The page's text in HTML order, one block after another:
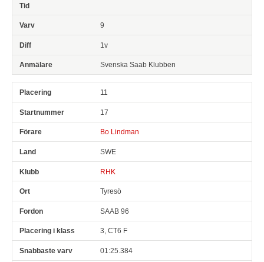
9
1v
Svenska Saab Klubben
11
17
Bo Lindman
SWE
RHK
Tyresö
SAAB 96
3, CT6 F
01:25.384